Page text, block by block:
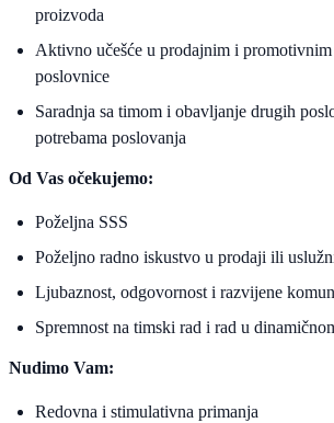
proizvoda
Aktivno učešće u prodajnim i
poslovnice
Saradnja sa timom i obavljanje drugih
potrebama poslovanja
Od Vas očekujemo:
Poželjna SSS
Poželjno radno iskustvo u prodaji ili
Ljubaznost, odgovornost i razvijene
Spremnost na timski rad i rad u
Nudimo Vam:
Redovna i stimulativna primanja